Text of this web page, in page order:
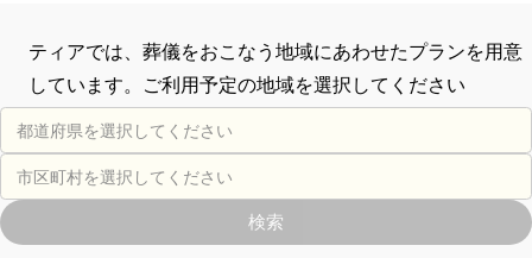
ティアでは、葬儀をおこなう地域にあわせたプランを用意
しています。ご利用予定の地域を選択してください
検索